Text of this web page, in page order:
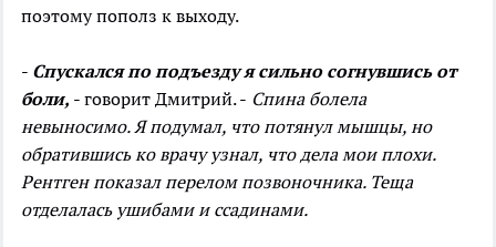
поэтому пополз к выходу.
- Спускался по подъезду я сильно согнувшись от
боли, - говорит Дмитрий. - Спина болела
невыносимо. Я подумал, что потянул мышцы, но
обратившись ко врачу узнал, что дела мои плохи.
Рентген показал перелом позвоночника. Теща
отделалась ушибами и ссадинами.